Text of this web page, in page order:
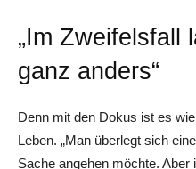
„Im Zweifelsfall
ganz anders“
Denn mit den Dokus ist es
Leben. „Man überlegt sich
Sache angehen möchte.